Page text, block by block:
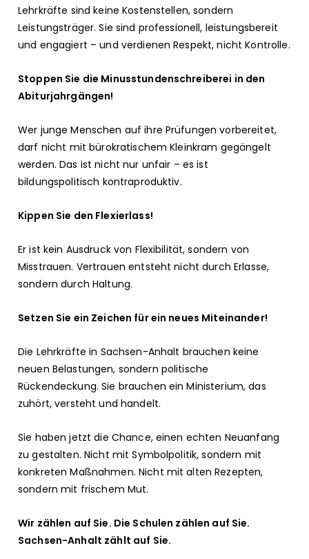
Lehrkräfte sind keine Kostenstellen, sondern
Leistungsträger. Sie sind professionell, leistungsbereit
und engagiert – und verdienen Respekt, nicht Kontrolle.
Stoppen Sie die Minusstundenschreiberei in den
Abiturjahrgängen!
Wer junge Menschen auf ihre Prüfungen vorbereitet,
darf nicht mit bürokratischem Kleinkram gegängelt
werden. Das ist nicht nur unfair – es ist
bildungspolitisch kontraproduktiv.
Kippen Sie den Flexierlass!
Er ist kein Ausdruck von Flexibilität, sondern von
Misstrauen. Vertrauen entsteht nicht durch Erlasse,
sondern durch Haltung.
Setzen Sie ein Zeichen für ein neues Miteinander!
Die Lehrkräfte in Sachsen-Anhalt brauchen keine
neuen Belastungen, sondern politische
Rückendeckung. Sie brauchen ein Ministerium, das
zuhört, versteht und handelt.
Sie haben jetzt die Chance, einen echten Neuanfang
zu gestalten. Nicht mit Symbolpolitik, sondern mit
konkreten Maßnahmen. Nicht mit alten Rezepten,
sondern mit frischem Mut.
Wir zählen auf Sie. Die Schulen zählen auf Sie.
Sachsen-Anhalt zählt auf Sie.